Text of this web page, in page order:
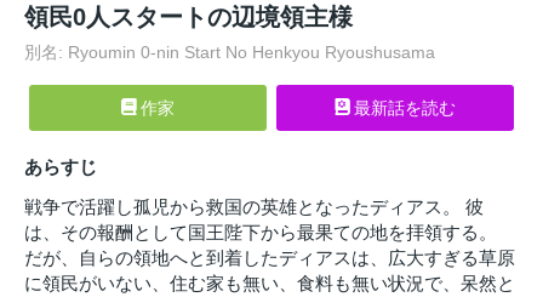
領民0人スタートの辺境領主様
別名: Ryoumin 0-nin Start No Henkyou Ryoushusama
作家 最新話を読む
あらすじ
戦争で活躍し孤児から救国の英雄となったディアス。 彼
は、その報酬として国王陛下から最果ての地を拝領する。
だが、自らの領地へと到着したディアスは、広大すぎる草原
に領民がいない、住む家も無い、食料も無い状況で、呆然と